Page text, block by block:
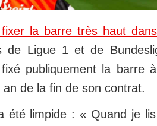
la barre très haut
de Ligue 1 et de
publiquement la barre
de la fin de son contrat.
été limpide : « Quand je